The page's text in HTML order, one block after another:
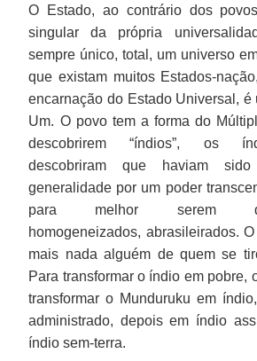
O Estado, ao contrário dos
singular da própria
sempre único, total, um universo
que existam muitos Estados-
encarnação do Estado Universal, é
Um. O povo tem a forma do
descobrirem “índios”, os
descobriram que haviam
generalidade por um poder
para melhor serem des-
homogeneizados, abrasileirados.
mais nada alguém de quem se
Para transformar o índio em pobre,
transformar o Munduruku em
administrado, depois em índio
índio sem-terra.